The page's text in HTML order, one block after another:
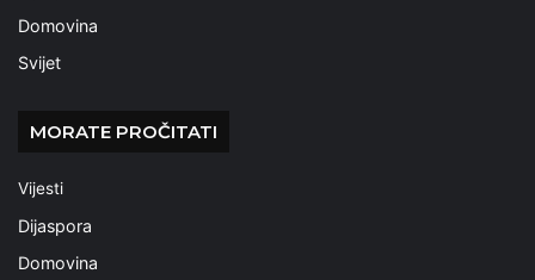
Domovina
Svijet
MORATE PROČITATI
Vijesti
Dijaspora
Domovina